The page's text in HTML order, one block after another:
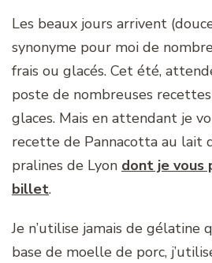
Les beaux jours arrivent
synonyme pour moi de
frais ou glacés. Cet été,
poste de nombreuses
glaces. Mais en attendant je
recette de Pannacotta au lait
pralines de Lyon dont je vous
billet.
Je n’utilise jamais de gélatine
base de moelle de porc,